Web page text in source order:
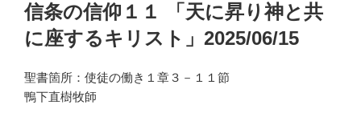
信条の信仰１１ 「天に昇り神と共
に座するキリスト」2025/06/15
聖書箇所：使徒の働き１章３－１１節
鴨下直樹牧師